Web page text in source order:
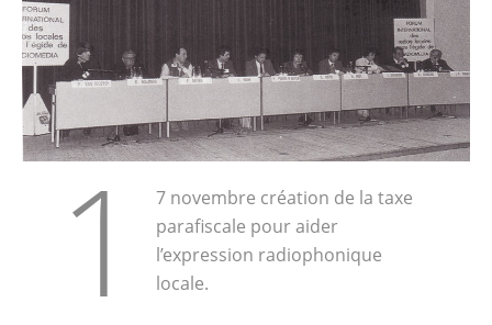
1
7 novembre création de la taxe
parafiscale pour aider
l’expression radiophonique
locale.